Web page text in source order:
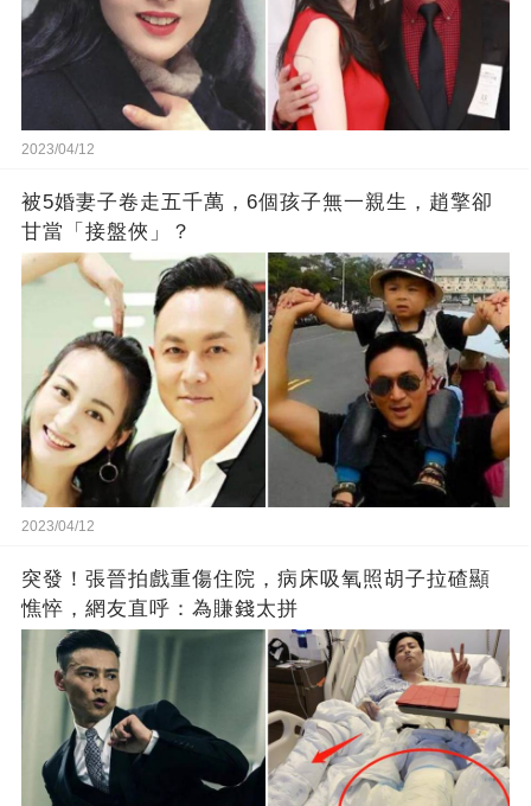
2023/04/12
被5婚妻子卷走五千萬，6個孩子無一親生，趙擎卻
甘當「接盤俠」？
2023/04/12
突發！張晉拍戲重傷住院，病床吸氧照胡子拉碴顯
憔悴，網友直呼：為賺錢太拼